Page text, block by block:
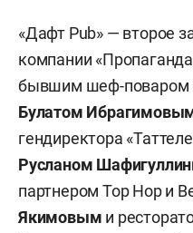
«Дафт Pub» — второе
компании
бывшим шеф-поваром
Булатом
гендиректора
Русланом
партнером Top Hop и
Якимовым и